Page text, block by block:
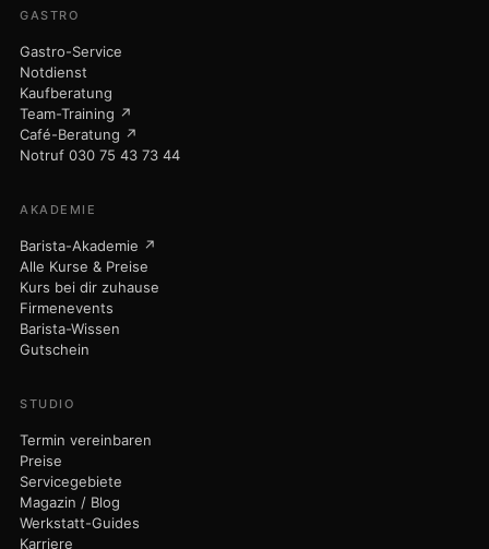
Preise
Servicegebiete
Magazin / Blog
Werkstatt-Guides
Karriere
Kontakt
Maisto Caffè ↗
· USt-ID DE320304730
Impressum
Datenschutz